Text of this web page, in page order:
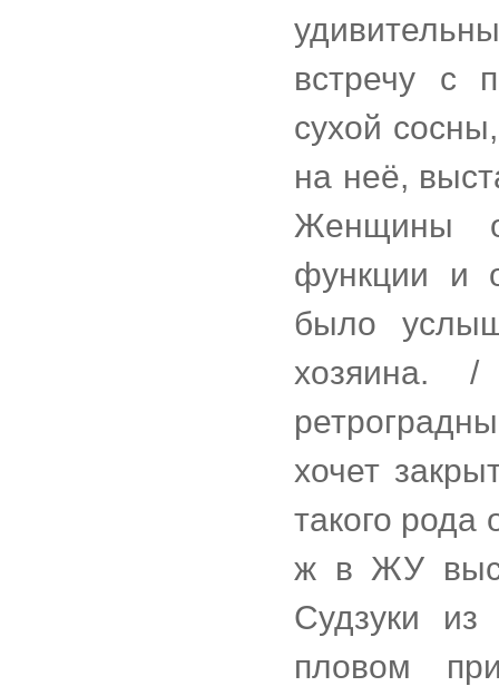
встречу с
сухой
на неё,
Женщины
функции и
было
хозяина.
хочет
такого рода
ж в ЖУ
Судзуки
пловом